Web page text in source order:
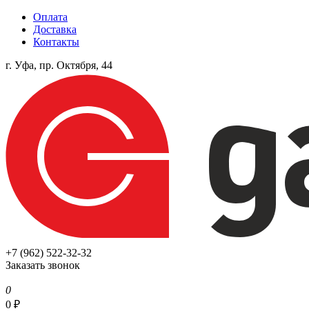
Оплата
Доставка
Контакты
г. Уфа, пр. Октября, 44
+7 (962) 522-32-32
Заказать звонок
0
0 ₽